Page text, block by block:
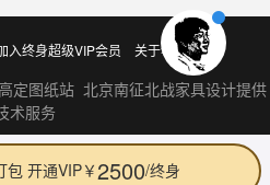
入终身超级VIP会员 关于老李
图纸站 北京南征北战家具设计提供
术服务
包 开通VIP￥2500/终身